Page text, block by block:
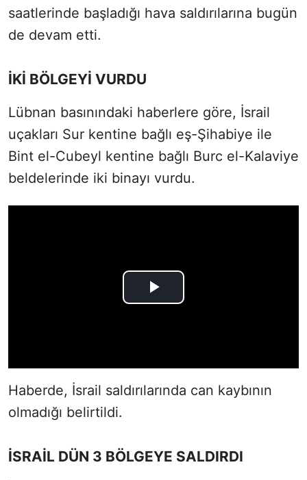
saatlerinde başladığı hava saldırılarına bugün
de devam etti.
İKİ BÖLGEYİ VURDU
Lübnan basınındaki haberlere göre, İsrail
uçakları Sur kentine bağlı eş-Şihabiye ile
Bint el-Cubeyl kentine bağlı Burc el-Kalaviye
beldelerinde iki binayı vurdu.
Haberde, İsrail saldırılarında can kaybının
olmadığı belirtildi.
İSRAİL DÜN 3 BÖLGEYE SALDIRDI